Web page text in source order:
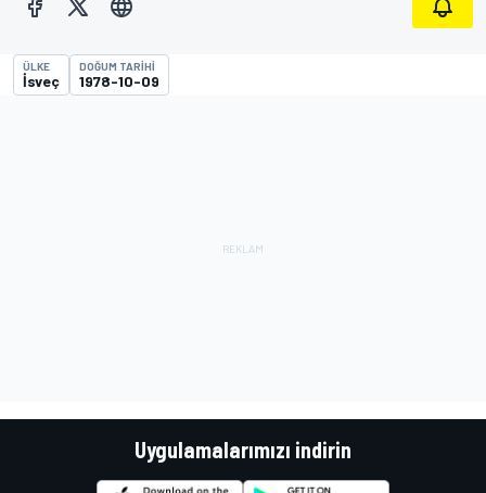
ÜLKE
İsveç
DOĞUM TARIHI
1978-10-09
Uygulamalarımızı indirin